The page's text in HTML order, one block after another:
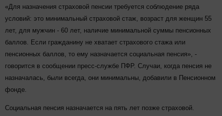
«Для назначения страховой пенсии требуется соблюдение ряда
условий: это минимальный страховой стаж, возраст для женщин 55
лет, для мужчин - 60 лет, наличие минимальной суммы пенсионных
баллов. Если гражданину не хватает страхового стажа или
пенсионных баллов, то ему назначается социальная пенсия», -
говорится в сообщении пресс-службе ПФР. Случаи, когда пенсия не
назначалась, были всегда, они минимальны, добавили в Пенсионном
фонде.
Социальная пенсия назначается на пять лет позже страховой.